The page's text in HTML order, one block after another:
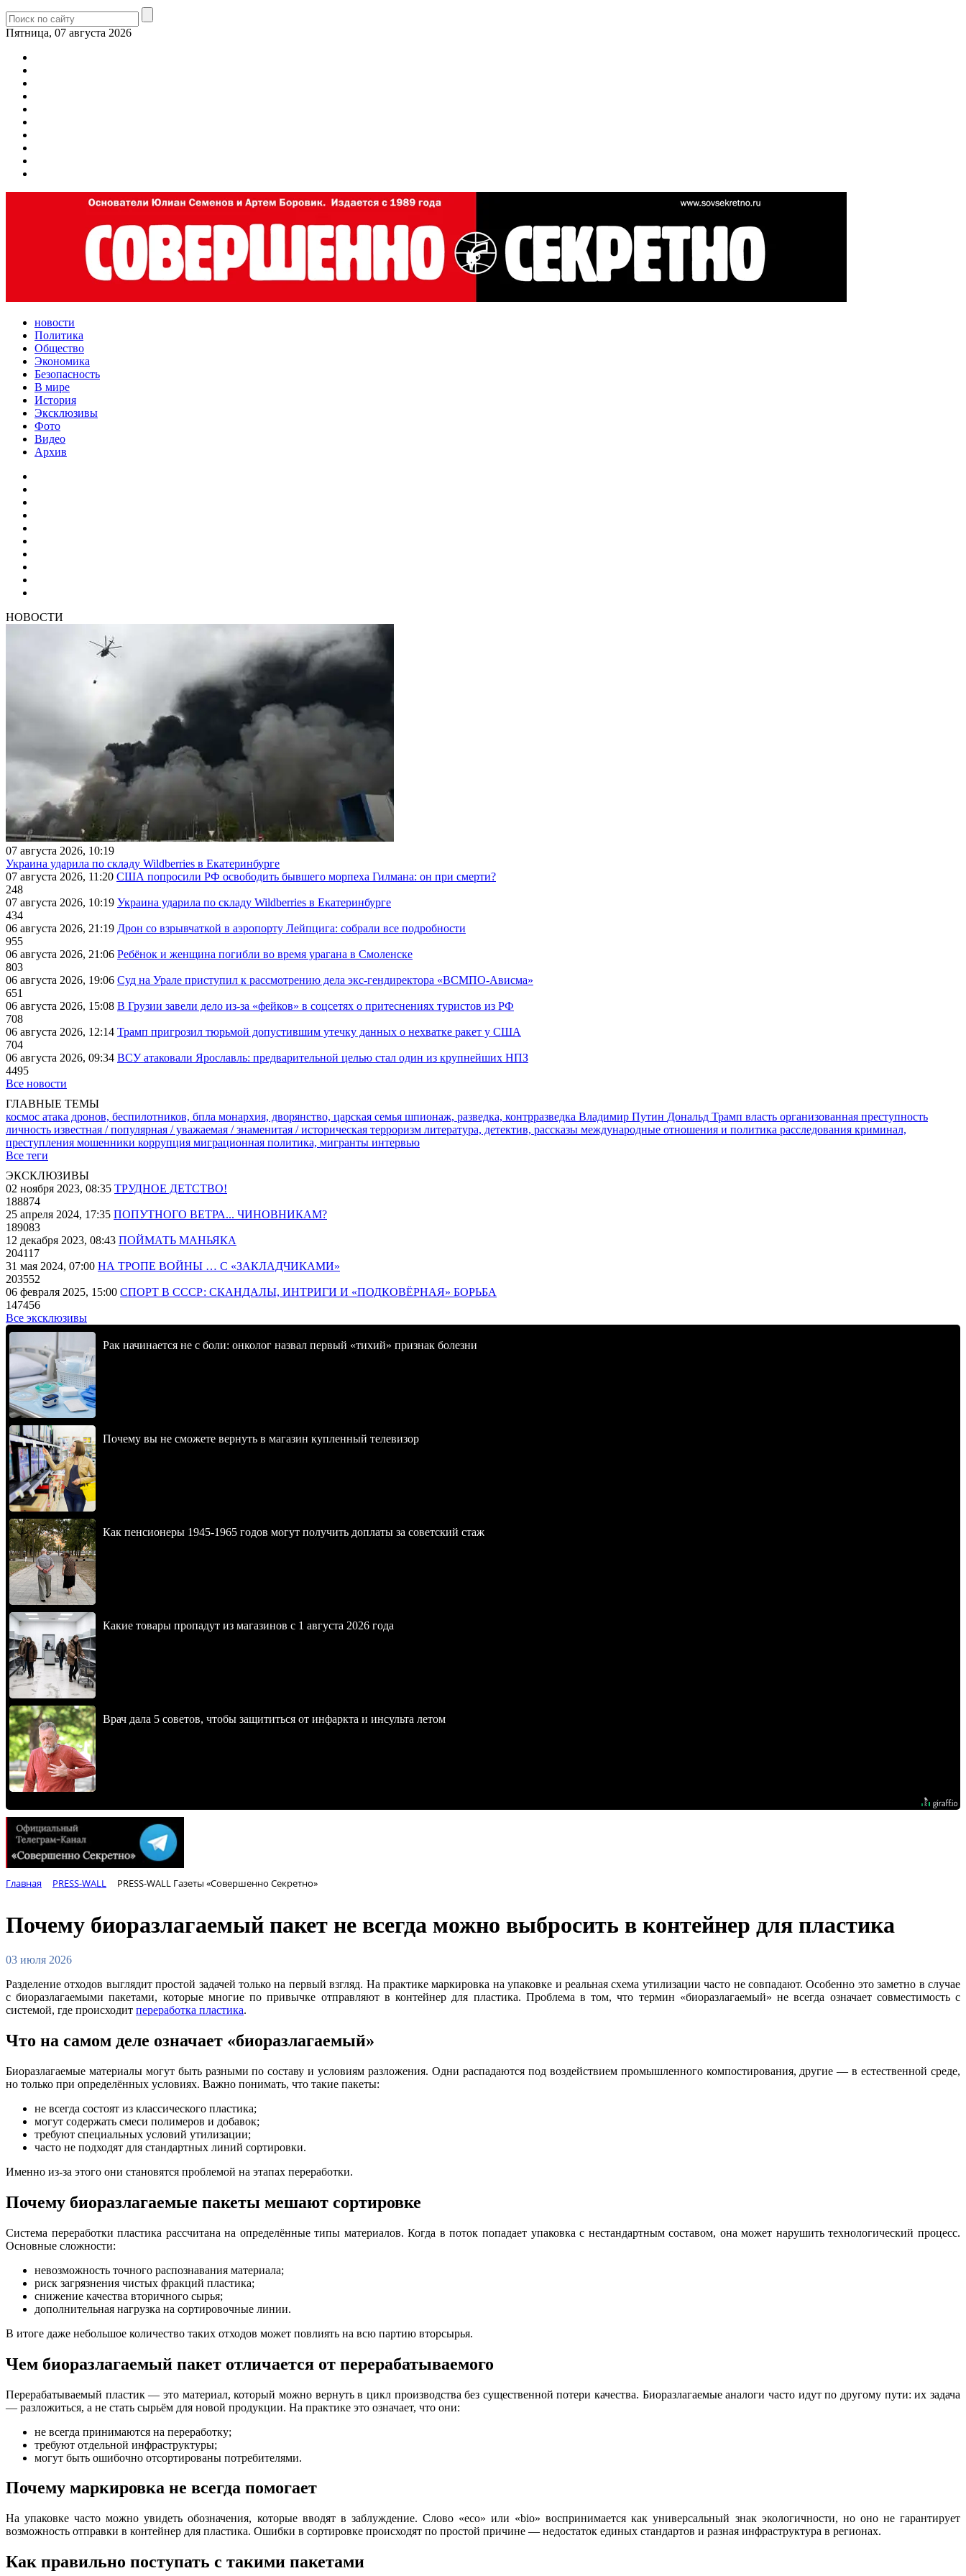
Пятница, 07 августа 2026
новости
Политика
Общество
Экономика
Безопасность
В мире
История
Эксклюзивы
Фото
Видео
Архив
НОВОСТИ
07 августа 2026, 10:19
Украина ударила по складу Wildberries в Екатеринбурге
07 августа 2026, 11:20 США попросили РФ освободить бывшего морпеха Гилмана: он при смерти?
248
07 августа 2026, 10:19 Украина ударила по складу Wildberries в Екатеринбурге
434
06 августа 2026, 21:19 Дрон со взрывчаткой в аэропорту Лейпцига: собрали все подробности
955
06 августа 2026, 21:06 Ребёнок и женщина погибли во время урагана в Смоленске
803
06 августа 2026, 19:06 Суд на Урале приступил к рассмотрению дела экс-гендиректора «ВСМПО-Ависма»
651
06 августа 2026, 15:08 В Грузии завели дело из-за «фейков» в соцсетях о притеснениях туристов из РФ
708
06 августа 2026, 12:14 Трамп пригрозил тюрьмой допустившим утечку данных о нехватке ракет у США
704
06 августа 2026, 09:34 ВСУ атаковали Ярославль: предварительной целью стал один из крупнейших НПЗ
4495
Все новости
ГЛАВНЫЕ ТЕМЫ
космос атака дронов, беспилотников, бпла монархия, дворянство, царская семья шпионаж, разведка, контрразведка Владимир Путин Дональд Трамп власть организованная преступность
личность известная / популярная / уважаемая / знаменитая / историческая терроризм литература, детектив, рассказы международные отношения и политика расследования криминал,
преступления мошенники коррупция миграционная политика, мигранты интервью
Все теги
ЭКСКЛЮЗИВЫ
02 ноября 2023, 08:35 ТРУДНОЕ ДЕТСТВО!
188874
25 апреля 2024, 17:35 ПОПУТНОГО ВЕТРА... ЧИНОВНИКАМ?
189083
12 декабря 2023, 08:43 ПОЙМАТЬ МАНЬЯКА
204117
31 мая 2024, 07:00 НА ТРОПЕ ВОЙНЫ … С «ЗАКЛАДЧИКАМИ»
203552
06 февраля 2025, 15:00 СПОРТ В СССР: СКАНДАЛЫ, ИНТРИГИ И «ПОДКОВЁРНАЯ» БОРЬБА
147456
Все эксклюзивы
Рак начинается не с боли: онколог назвал первый «тихий» признак болезни
Почему вы не сможете вернуть в магазин купленный телевизор
Как пенсионеры 1945-1965 годов могут получить доплаты за советский стаж
Какие товары пропадут из магазинов с 1 августа 2026 года
Врач дала 5 советов, чтобы защититься от инфаркта и инсульта летом
Главная PRESS-WALL PRESS-WALL Газеты «Совершенно Секретно»
Почему биоразлагаемый пакет не всегда можно выбросить в контейнер для пластика
03 июля 2026
Разделение отходов выглядит простой задачей только на первый взгляд. На практике маркировка на упаковке и реальная схема утилизации часто не совпадают. Особенно это заметно в случае
с биоразлагаемыми пакетами, которые многие по привычке отправляют в контейнер для пластика. Проблема в том, что термин «биоразлагаемый» не всегда означает совместимость с
системой, где происходит переработка пластика.
Что на самом деле означает «биоразлагаемый»
Биоразлагаемые материалы могут быть разными по составу и условиям разложения. Одни распадаются под воздействием промышленного компостирования, другие — в естественной среде,
но только при определённых условиях. Важно понимать, что такие пакеты:
не всегда состоят из классического пластика;
могут содержать смеси полимеров и добавок;
требуют специальных условий утилизации;
часто не подходят для стандартных линий сортировки.
Именно из-за этого они становятся проблемой на этапах переработки.
Почему биоразлагаемые пакеты мешают сортировке
Система переработки пластика рассчитана на определённые типы материалов. Когда в поток попадает упаковка с нестандартным составом, она может нарушить технологический процесс.
Основные сложности:
невозможность точного распознавания материала;
риск загрязнения чистых фракций пластика;
снижение качества вторичного сырья;
дополнительная нагрузка на сортировочные линии.
В итоге даже небольшое количество таких отходов может повлиять на всю партию вторсырья.
Чем биоразлагаемый пакет отличается от перерабатываемого
Перерабатываемый пластик — это материал, который можно вернуть в цикл производства без существенной потери качества. Биоразлагаемые аналоги часто идут по другому пути: их задача
— разложиться, а не стать сырьём для новой продукции. На практике это означает, что они:
не всегда принимаются на переработку;
требуют отдельной инфраструктуры;
могут быть ошибочно отсортированы потребителями.
Почему маркировка не всегда помогает
На упаковке часто можно увидеть обозначения, которые вводят в заблуждение. Слово «eco» или «bio» воспринимается как универсальный знак экологичности, но оно не гарантирует
возможность отправки в контейнер для пластика. Ошибки в сортировке происходят по простой причине — недостаток единых стандартов и разная инфраструктура в регионах.
Как правильно поступать с такими пакетами